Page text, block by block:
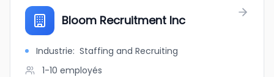
Bloom Recruitment Inc
Industrie: Staffing and Recruiting
1-10 employés